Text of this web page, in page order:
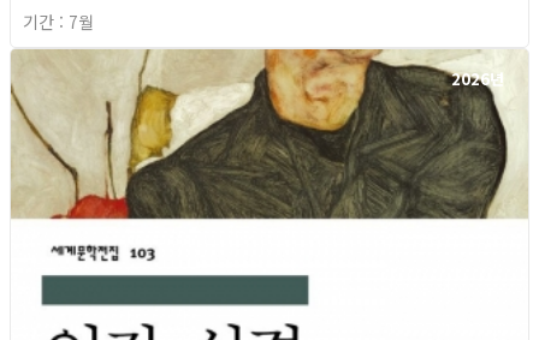
기간 : 7월
2026년